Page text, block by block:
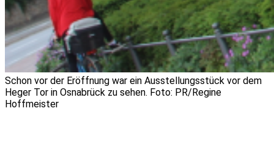
Schon vor der Eröffnung war ein Ausstellungsstück vor dem
Heger Tor in Osnabrück zu sehen. Foto: PR/Regine
Hoffmeister